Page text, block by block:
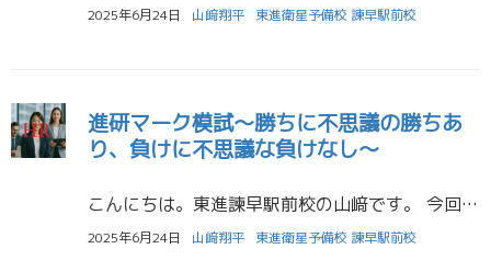
2025年6月24日 山﨑翔平 東進衛星予備校 諫早駅前校
進研マーク模試〜勝ちに不思議の勝ちあ
り、負けに不思議な負けなし〜
こんにちは。東進諫早駅前校の山﨑です。 今回は指導をしていて嬉しかったことを紹介します。 とりとめのない話ではありますが、発信したいと思いこの場に書くことにしました。 先日、高校３年生のホームルームでは情けないことに涙を […]
2025年6月24日 山﨑翔平 東進衛星予備校 諫早駅前校